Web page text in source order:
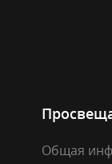
Общая